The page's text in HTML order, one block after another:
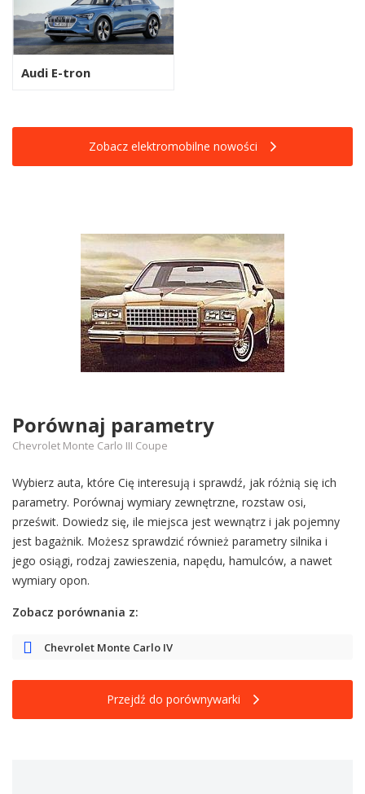
Audi E-tron
Zobacz elektromobilne nowości
Porównaj parametry
Chevrolet Monte Carlo III Coupe
Wybierz auta, które Cię interesują i sprawdź, jak różnią się ich
parametry. Porównaj wymiary zewnętrzne, rozstaw osi,
prześwit. Dowiedz się, ile miejsca jest wewnątrz i jak pojemny
jest bagażnik. Możesz sprawdzić również parametry silnika i
jego osiągi, rodzaj zawieszenia, napędu, hamulców, a nawet
wymiary opon.
Zobacz porównania z:
Chevrolet Monte Carlo IV
Przejdź do porównywarki